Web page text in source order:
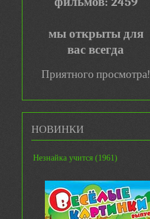
мы открыты для
вас всегда
Приятного просмотра!
НОВИНКИ
Незнайка учится (1961)